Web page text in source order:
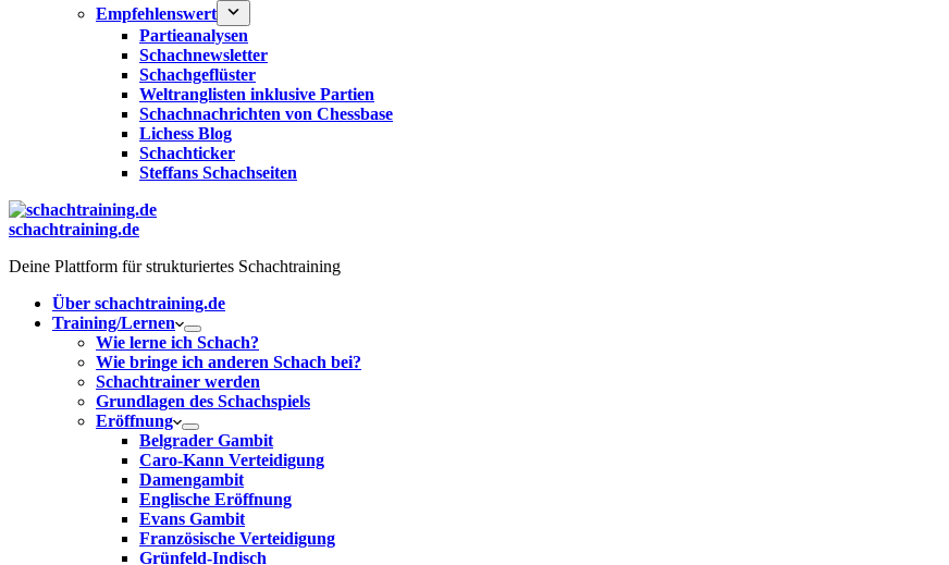
Empfehlenswert
Partieanalysen
Schachnewsletter
Schachgeflüster
Weltranglisten inklusive Partien
Schachnachrichten von Chessbase
Lichess Blog
Schachticker
Steffans Schachseiten
schachtraining.de
Deine Plattform für strukturiertes Schachtraining
Über schachtraining.de
Training/Lernen
Wie lerne ich Schach?
Wie bringe ich anderen Schach bei?
Schachtrainer werden
Grundlagen des Schachspiels
Eröffnung
Belgrader Gambit
Caro-Kann Verteidigung
Damengambit
Englische Eröffnung
Evans Gambit
Französische Verteidigung
Grünfeld-Indisch